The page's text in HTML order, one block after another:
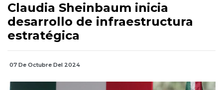
Claudia Sheinbaum inicia
desarrollo de infraestructura
estratégica
07 De Octubre Del 2024